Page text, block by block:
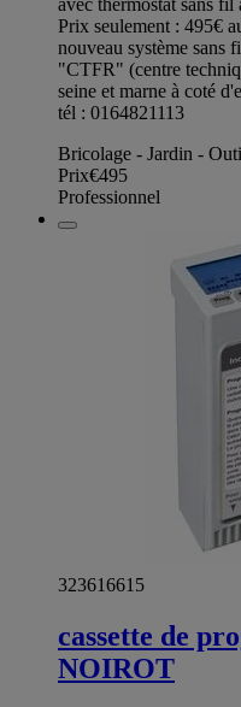
Prix seulement : 495€
nouveau système sans
"CTFR" (centre
seine et marne à coté
tél : 0164821113
Bricolage - Jardin -
Prix€495
Professionnel
323616615
cassette de
NOIROT